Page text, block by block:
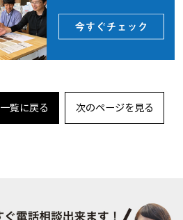
一覧に戻る 次のページを見る